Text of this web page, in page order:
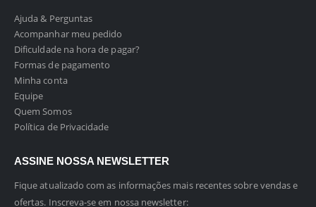
Ajuda & Perguntas
Acompanhar meu pedido
Dificuldade na hora de pagar?
Formas de pagamento
Minha conta
Equipe
Quem Somos
Política de Privacidade
ASSINE NOSSA NEWSLETTER
Fique atualizado com as informações mais recentes sobre vendas e
ofertas. Inscreva-se em nossa newsletter: